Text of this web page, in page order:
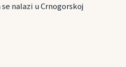
nalazi u Crnogorskoj